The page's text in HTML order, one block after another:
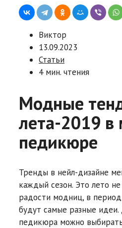
Виктор
13.09.2023
Статьи
4 мин. чтения
Модные
лета-2019
педикюре
Тренды в нейл-дизайне
каждый сезон. Это лето
радости модниц, в
будут самые разные
педикюра можно